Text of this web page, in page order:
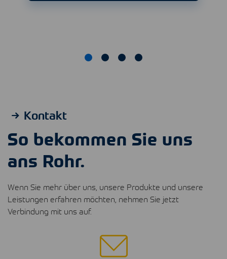
Kontakt
So bekommen Sie uns
ans Rohr.
Wenn Sie mehr über uns, unsere Produkte und unsere
Leistungen erfahren möchten, nehmen Sie jetzt
Verbindung mit uns auf.